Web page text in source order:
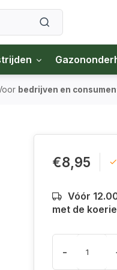
bedrijven en
€8,95
Vóór
met de
-